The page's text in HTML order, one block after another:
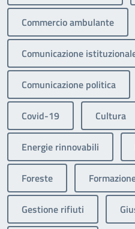
Commercio ambulante
Comunicazione
Comunicazione politica
Covid-19 Cultura
Energie rinnovabili
Foreste
Gestione rifiuti